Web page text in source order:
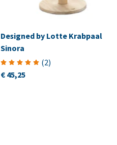
Designed by Lotte Krabpaal
Sinora
(2)
€ 45,25